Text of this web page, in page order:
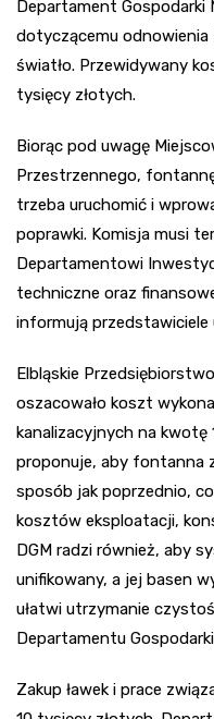
Departament Gospodarki
dotyczącemu
światło. Przewidywany
tysięcy złotych.
Biorąc pod uwagę
Przestrzennego,
trzeba uruchomić i
poprawki. Komisja musi
Departamentowi
techniczne oraz
informują przedstawiciele
Elbląskie
oszacowało koszt
kanalizacyjnych na kwotę
proponuje, aby fontanna
sposób jak poprzednio,
kosztów eksploatacji,
DGM radzi również, aby
unifikowany, a jej basen
ułatwi utrzymanie
Departamentu
Zakup ławek i prace